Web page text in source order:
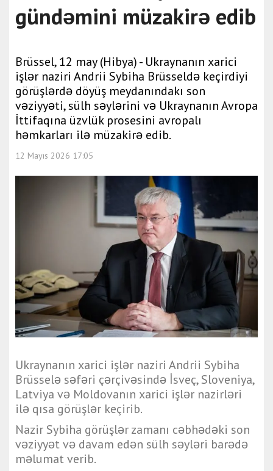
gündəmini müzakirə edib
Brüssel, 12 may (Hibya) - Ukraynanın xarici
işlər naziri Andrii Sybiha Brüsseldə keçirdiyi
görüşlərdə döyüş meydanındakı son
vəziyyəti, sülh səylərini və Ukraynanın Avropa
İttifaqına üzvlük prosesini avropalı
həmkarları ilə müzakirə edib.
12 Mayıs 2026 17:05
Ukraynanın xarici işlər naziri Andrii Sybiha
Brüsselə səfəri çərçivəsində İsveç, Sloveniya,
Latviya və Moldovanın xarici işlər nazirləri
ilə qısa görüşlər keçirib.
Nazir Sybiha görüşlər zamanı cəbhədəki son
vəziyyət və davam edən sülh səyləri barədə
məlumat verib.